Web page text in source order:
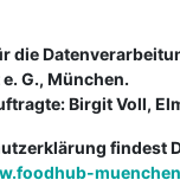
die
G., München.
Birgit Voll,
findest